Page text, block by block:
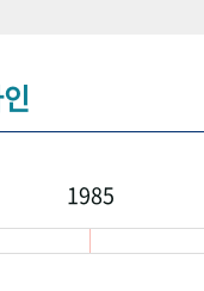
1985